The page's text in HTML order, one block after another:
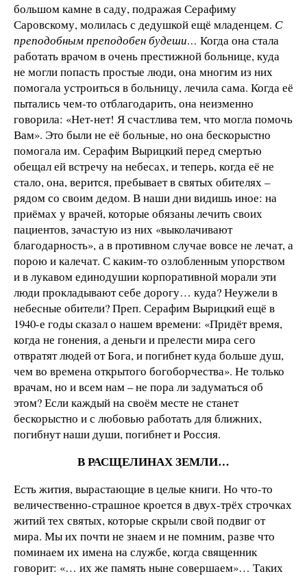
большом камне в саду, подражая Серафиму
Саровскому, молилась с дедушкой ещё младенцем. С
преподобным преподобен будеши… Когда она стала
работать врачом в очень престижной больнице, куда
не могли попасть простые люди, она многим из них
помогала устроиться в больницу, лечила сама. Когда её
пытались чем-то отблагодарить, она неизменно
говорила: «Нет-нет! Я счастлива тем, что могла помочь
Вам». Это были не её больные, но она бескорыстно
помогала им. Серафим Вырицкий перед смертью
обещал ей встречу на небесах, и теперь, когда её не
стало, она, верится, пребывает в святых обителях –
рядом со своим дедом. В наши дни видишь иное: на
приёмах у врачей, которые обязаны лечить своих
пациентов, зачастую из них «выколачивают
благодарность», а в противном случае вовсе не лечат, а
порою и калечат. С каким-то озлобленным упорством
и в лукавом единодушии корпоративной морали эти
люди прокладывают себе дорогу… куда? Неужели в
небесные обители? Преп. Серафим Вырицкий ещё в
1940-е годы сказал о нашем времени: «Придёт время,
когда не гонения, а деньги и прелести мира сего
отвратят людей от Бога, и погибнет куда больше душ,
чем во времена открытого богоборчества». Не только
врачам, но и всем нам – не пора ли задуматься об
этом? Если каждый на своём месте не станет
бескорыстно и с любовью работать для ближних,
погибнут наши души, погибнет и Россия.
В РАСЩЕЛИНАХ ЗЕМЛИ…
Есть жития, вырастающие в целые книги. Но что-то
величественно-страшное кроется в двух-трёх строчках
житий тех святых, которые скрыли свой подвиг от
мира. Мы их почти не знаем и не помним, разве что
поминаем их имена на службе, когда священник
говорит: «… их же память ныне совершаем»… Таких